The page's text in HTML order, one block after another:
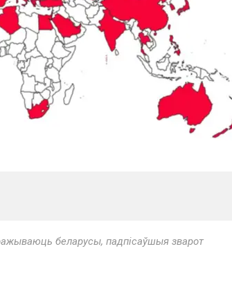
беларусы, падпісаўшыя зварот